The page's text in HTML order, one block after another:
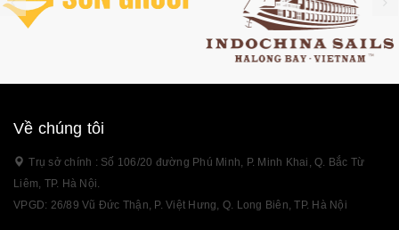
Về chúng tôi
Trụ sở chính : Số 106/20 đường Phú Minh, P. Minh Khai, Q. Bắc Từ
Liêm, TP. Hà Nội.
VPGD: 26/89 Vũ Đức Thận, P. Việt Hưng, Q. Long Biên, TP. Hà Nội